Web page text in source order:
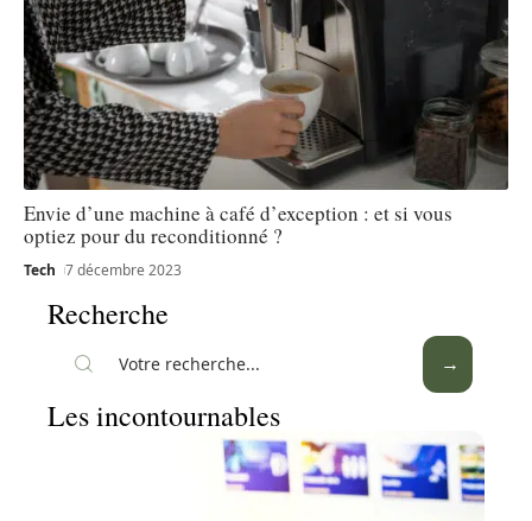
Envie d’une machine à café d’exception : et si vous
optiez pour du reconditionné ?
Tech 7 décembre 2023
Recherche
Les incontournables